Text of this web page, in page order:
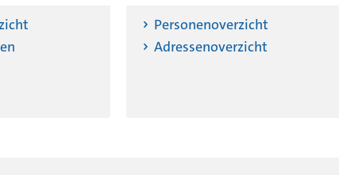
Personenoverzicht
Adressenoverzicht